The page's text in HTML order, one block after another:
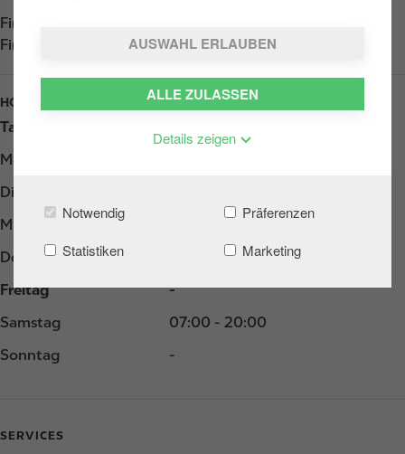
AUSWAHL ERLAUBEN
ALLE ZULASSEN
Details zeigen
Notwendig
Präferenzen
Statistiken
Marketing
Find us on
Find us on
Google Play
HOURS
Tag
Montag
Dienstag
Mittwoch
Donnerstag
Freitag
-
Samstag
07:00 - 20:00
Sonntag
-
SERVICES